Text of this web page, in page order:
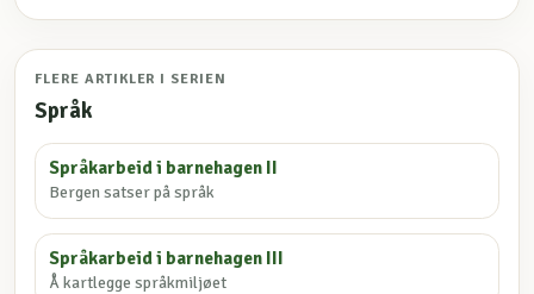
FLERE ARTIKLER I SERIEN
Språk
Språkarbeid i barnehagen II
Bergen satser på språk
Språkarbeid i barnehagen III
Å kartlegge språkmiljøet